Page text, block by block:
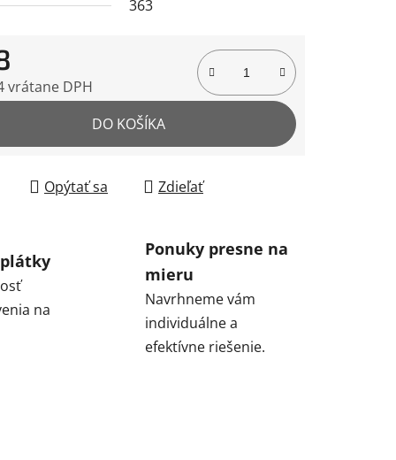
363
vrátane DPH
cena:
DO KOŠÍKA
Opýtať sa Zdieľať
na
Ponuky presne na
mieru
Navrhneme vám
individuálne a
efektívne riešenie.